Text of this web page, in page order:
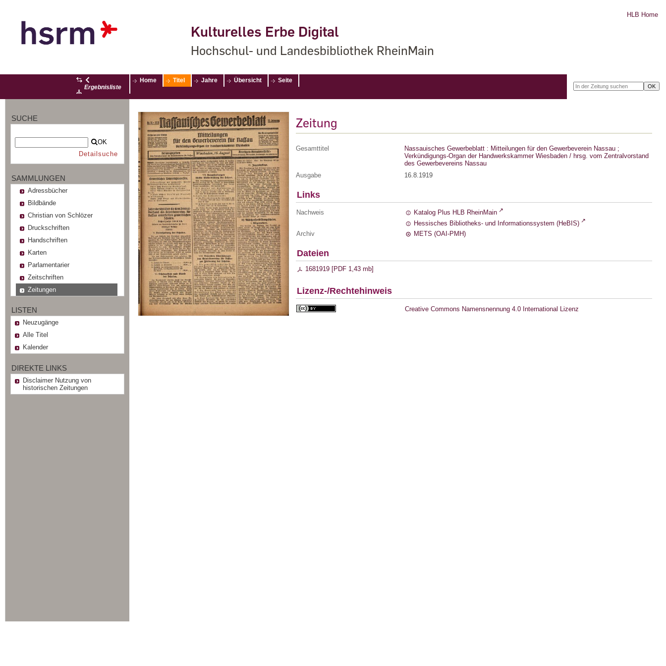
Kulturelles Erbe Digital
Hochschul- und Landesbibliothek RheinMain
HLB Home
Ergebnisliste
Home Titel Jahre Übersicht Seite
SUCHE
OK
Detailsuche
SAMMLUNGEN
Adressbücher
Bildbände
Christian von Schlözer
Druckschriften
Handschriften
Karten
Parlamentarier
Zeitschriften
Zeitungen
LISTEN
Neuzugänge
Alle Titel
Kalender
DIREKTE LINKS
Disclaimer Nutzung von
historischen Zeitungen
Zeitung
Gesamttitel
Nassauisches Gewerbeblatt : Mitteilungen für den Gewerbeverein Nassau ;
Verkündigungs-Organ der Handwerkskammer Wiesbaden / hrsg. vom Zentralvorstand
des Gewerbevereins Nassau
Ausgabe
16.8.1919
Links
Nachweis
Katalog Plus HLB RheinMain
Hessisches Bibliotheks- und Informationssystem (HeBIS)
Archiv
METS (OAI-PMH)
Dateien
1681919 [PDF 1,43 mb]
Lizenz-/Rechtehinweis
Creative Commons Namensnennung 4.0 International Lizenz